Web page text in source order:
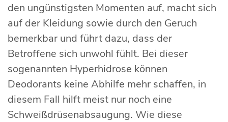
den ungünstigsten Momenten auf, macht sich
auf der Kleidung sowie durch den Geruch
bemerkbar und führt dazu, dass der
Betroffene sich unwohl fühlt. Bei dieser
sogenannten Hyperhidrose können
Deodorants keine Abhilfe mehr schaffen, in
diesem Fall hilft meist nur noch eine
Schweißdrüsenabsaugung. Wie diese